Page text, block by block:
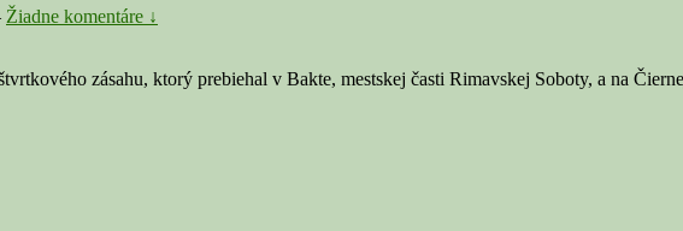
Žiadne komentáre ↓
zásahu, ktorý prebiehal v Bakte, mestskej časti Rimavskej Soboty, a na